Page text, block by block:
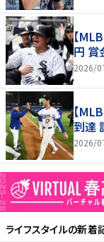
【
円 賞
2026/
【
到達
2026/
ライフスタイルの新着